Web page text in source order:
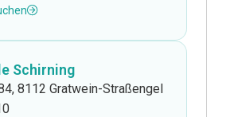
Schirning
8112 Gratwein-Straßengel